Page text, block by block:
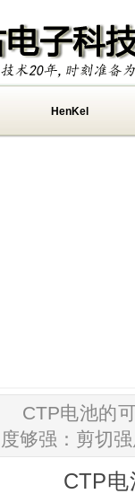
HenKel
CTP电池的
度够强：剪切
CTP电池